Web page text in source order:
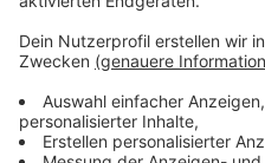
Anzeige
Die Brauchtalsperren in
mittlerweile selbst so leer,